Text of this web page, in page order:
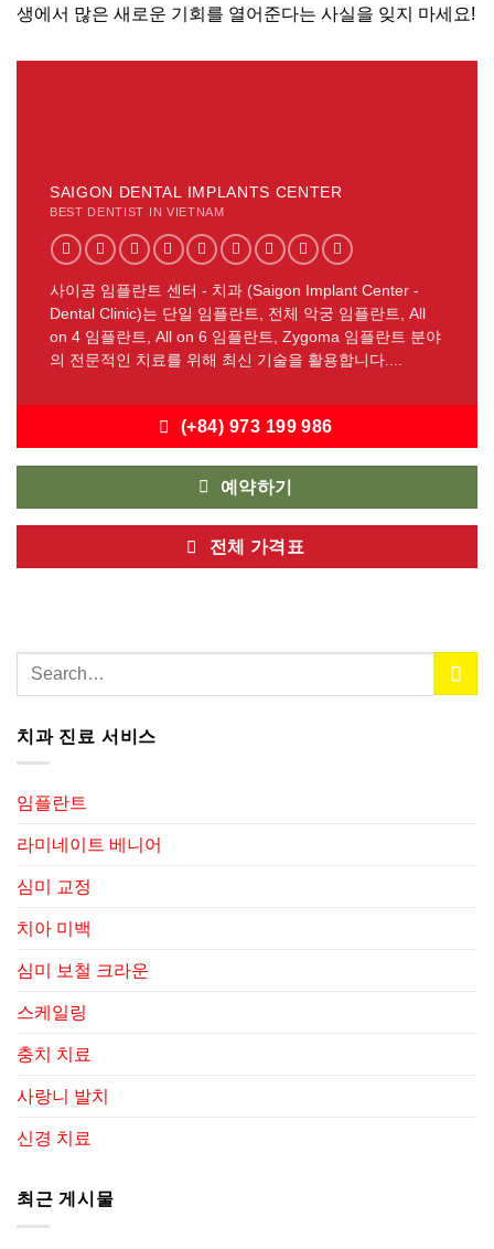
생에서 많은 새로운 기회를 열어준다는 사실을 잊지 마세요!
SAIGON DENTAL IMPLANTS CENTER
BEST DENTIST IN VIETNAM
사이공 임플란트 센터 - 치과 (Saigon Implant Center -
Dental Clinic)는 단일 임플란트, 전체 악궁 임플란트, All
on 4 임플란트, All on 6 임플란트, Zygoma 임플란트 분야
의 전문적인 치료를 위해 최신 기술을 활용합니다....
(+84) 973 199 986
예약하기
전체 가격표
치과 진료 서비스
임플란트
라미네이트 베니어
심미 교정
치아 미백
심미 보철 크라운
스케일링
충치 치료
사랑니 발치
신경 치료
최근 게시물